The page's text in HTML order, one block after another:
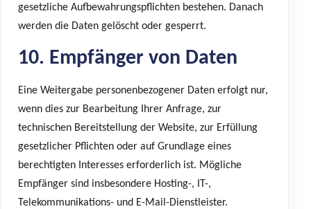
gesetzliche Aufbewahrungspflichten bestehen. Danach
werden die Daten gelöscht oder gesperrt.
10. Empfänger von Daten
Eine Weitergabe personenbezogener Daten erfolgt nur,
wenn dies zur Bearbeitung Ihrer Anfrage, zur
technischen Bereitstellung der Website, zur Erfüllung
gesetzlicher Pflichten oder auf Grundlage eines
berechtigten Interesses erforderlich ist. Mögliche
Empfänger sind insbesondere Hosting-, IT-,
Telekommunikations- und E-Mail-Dienstleister.